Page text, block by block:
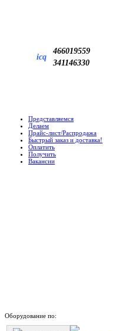
icq
466019559
341146330
Представляемся
Делаем
Прайс-лист/Распродажа
Быстрый заказ и доставка!
Оплатить
Получить
Вакансии
Оборудование по: